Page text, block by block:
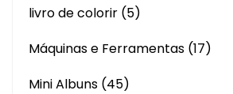
livro de colorir (5)
Máquinas e Ferramentas (17)
Mini Albuns (45)